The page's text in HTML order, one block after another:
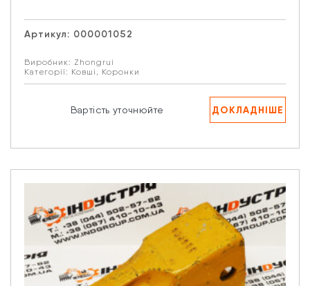
Артикул: 000001052
Виробник: Zhongrui
Категорії: Ковші , Коронки
Вартість уточнюйте ДОКЛАДНІШЕ